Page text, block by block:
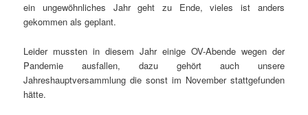
ein ungewöhnliches Jahr geht zu Ende, vieles ist anders
gekommen als geplant.
Leider mussten in diesem Jahr einige OV-Abende wegen der
Pandemie ausfallen, dazu gehört auch unsere
Jahreshauptversammlung die sonst im November stattgefunden
hätte.